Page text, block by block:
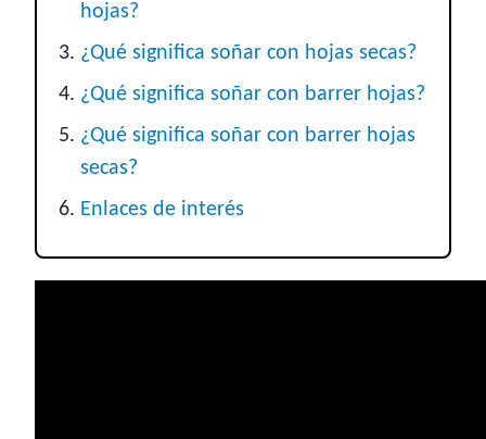
hojas?
¿Qué significa soñar con hojas secas?
¿Qué significa soñar con barrer hojas?
¿Qué significa soñar con barrer hojas
secas?
Enlaces de interés